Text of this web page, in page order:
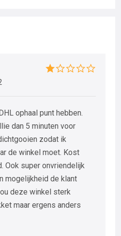
ophaal punt hebben.
dan 5 minuten voor
zodat ik
de winkel moet. Kost
Ook super onvriendelijk
mogelijkheid de klant
deze winkel sterk
maar ergens anders